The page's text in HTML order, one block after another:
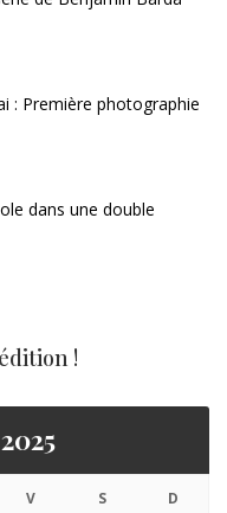
: Première photographie
dans une double
!
V S D